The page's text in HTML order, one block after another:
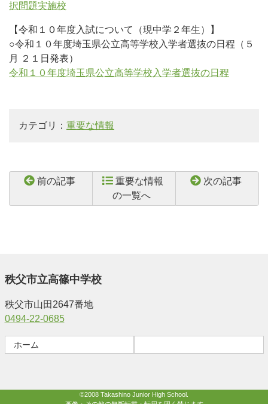
択問題実施校
【令和１０年度入試について（現中学２年生）】
○令和１０年度埼玉県公立高等学校入学者選抜の日程（５
月 ２１日発表）
令和１０年度埼玉県公立高等学校入学者選抜の日程
カテゴリ： 重要な情報
前の記事
重要な情報
の一覧へ
次の記事
秩父市立高篠中学校
秩父市山田2647番地
0494-22-0685
ホーム
©2008 Takashino Junior High School.